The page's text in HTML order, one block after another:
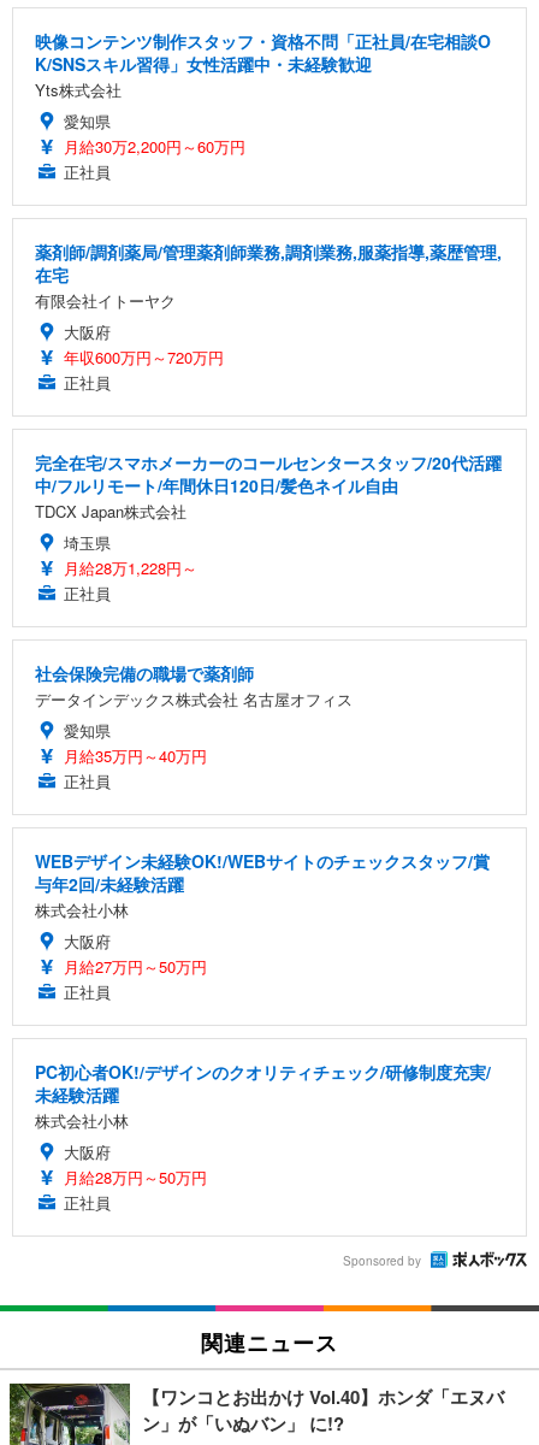
映像コンテンツ制作スタッフ・資格不問「正社員/在宅相談O
K/SNSスキル習得」女性活躍中・未経験歓迎
Yts株式会社
愛知県
月給30万2,200円～60万円
正社員
薬剤師/調剤薬局/管理薬剤師業務,調剤業務,服薬指導,薬歴管理,
在宅
有限会社イトーヤク
大阪府
年収600万円～720万円
正社員
完全在宅/スマホメーカーのコールセンタースタッフ/20代活躍
中/フルリモート/年間休日120日/髪色ネイル自由
TDCX Japan株式会社
埼玉県
月給28万1,228円～
正社員
社会保険完備の職場で薬剤師
データインデックス株式会社 名古屋オフィス
愛知県
月給35万円～40万円
正社員
WEBデザイン未経験OK!/WEBサイトのチェックスタッフ/賞
与年2回/未経験活躍
株式会社小林
大阪府
月給27万円～50万円
正社員
PC初心者OK!/デザインのクオリティチェック/研修制度充実/
未経験活躍
株式会社小林
大阪府
月給28万円～50万円
正社員
Sponsored by
関連ニュース
【ワンコとお出かけ Vol.40】ホンダ「エヌバ
ン」が「いぬバン」 に!?